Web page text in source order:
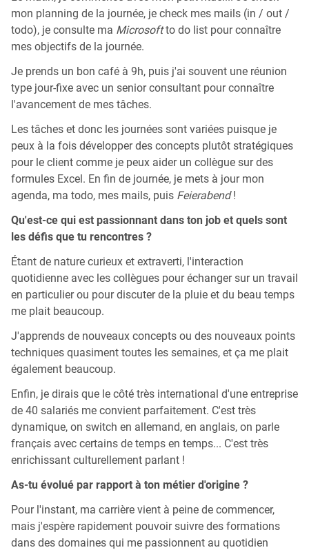
mon planning de la journée, je check mes mails (in / out /
todo), je consulte ma Microsoftto do list pour connaître
mes objectifs de la journée.
Je prends un bon café à 9h, puis j'ai souvent une réunion
type jour-fixe avec un senior consultant pour connaître
l'avancement de mes tâches.
Les tâches et donc les journées sont variées puisque je
peux à la fois développer des concepts plutôt stratégiques
pour le client comme je peux aider un collègue sur des
formules Excel. En fin de journée, je mets à jour mon
agenda, ma todo, mes mails, puis Feierabend!
Qu'est-ce qui est passionnant dans ton job et quels sont
les défis que tu rencontres ?
Étant de nature curieux et extraverti, l'interaction
quotidienne avec les collègues pour échanger sur un travail
en particulier ou pour discuter de la pluie et du beau temps
me plait beaucoup.
J'apprends de nouveaux concepts ou des nouveaux points
techniques quasiment toutes les semaines, et ça me plait
également beaucoup.
Enfin, je dirais que le côté très international d'une entreprise
de 40 salariés me convient parfaitement. C'est très
dynamique, on switch en allemand, en anglais, on parle
français avec certains de temps en temps... C'est très
enrichissant culturellement parlant !
As-tu évolué par rapport à ton métier d'origine ?
Pour l'instant, ma carrière vient à peine de commencer,
mais j'espère rapidement pouvoir suivre des formations
dans des domaines qui me passionnent au quotidien